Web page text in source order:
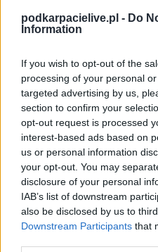
podkarpacielive.pl - Do
Information
If you wish to opt-out of the
processing of your personal
targeted advertising by us,
section to confirm your
opt-out request is processed
interest-based ads based on
us or personal information
your opt-out. You may
disclosure of your personal
IAB’s list of downstream
also be disclosed by us to
Downstream Participants that
Na stroniePodkarpacieLive.pl
bramek, kartki, składy,
lokalnej piłki nożnej. Jeżeli
pracujemy nad tym żeby je
Wynik meczu Polonia Warszawa
Po zakończeniu spotkania
spotkania , a także dane meczowe,
Pełny harmonogram rozgrywek
Juniorów - terminarz.
Informacje o składach i
W miarę dostępności
rezerwowych, zmiany oraz
aktualizujemy zależnie od poziomu
Śledź mecze swojej drużyny